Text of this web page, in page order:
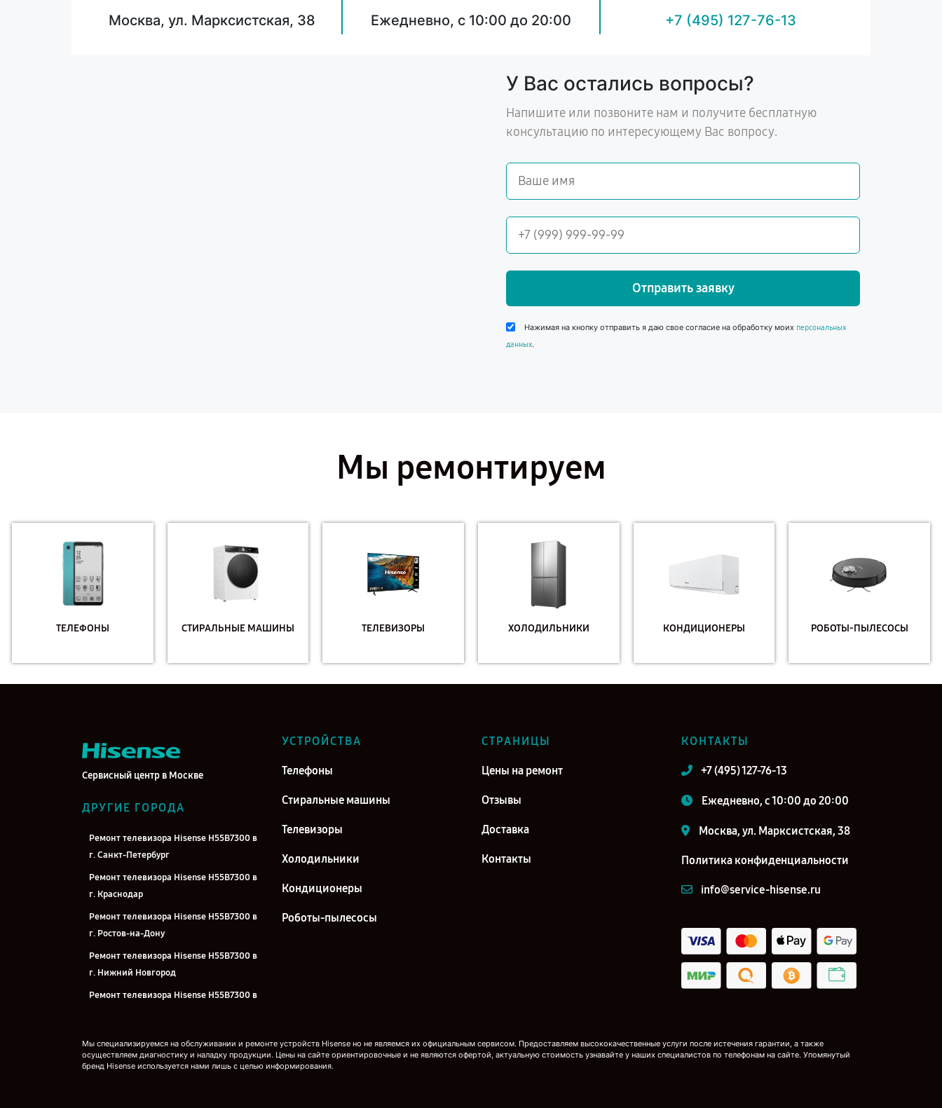
Москва, ул. Марксистская, 38 Ежедневно, с 10:00 до 20:00 +7 (495) 127-76-13
У Вас остались вопросы?
Напишите или позвоните нам и получите бесплатную
консультацию по интересующему Вас вопросу.
Отправить заявку
Нажимая на кнопку отправить я даю свое согласие на обработку моих персональных
данных.
Мы ремонтируем
ТЕЛЕФОНЫ СТИРАЛЬНЫЕ МАШИНЫ ТЕЛЕВИЗОРЫ ХОЛОДИЛЬНИКИ КОНДИЦИОНЕРЫ РОБОТЫ-ПЫЛЕСОСЫ
Сервисный центр в Москве
ДРУГИЕ ГОРОДА
Ремонт телевизора Hisense H55B7300 в
г. Санкт-Петербург
Ремонт телевизора Hisense H55B7300 в
г. Краснодар
Ремонт телевизора Hisense H55B7300 в
г. Ростов-на-Дону
Ремонт телевизора Hisense H55B7300 в
г. Нижний Новгород
Ремонт телевизора Hisense H55B7300 в
г. Челябинск
Ремонт телевизора Hisense H55B7300 в
УСТРОЙСТВА
Телефоны
Стиральные машины
Телевизоры
Холодильники
Кондиционеры
Роботы-пылесосы
СТРАНИЦЫ
Цены на ремонт
Отзывы
Доставка
Контакты
КОНТАКТЫ
+7 (495) 127-76-13
Ежедневно, с 10:00 до 20:00
Москва, ул. Марксистская, 38
Политика конфиденциальности
info@service-hisense.ru
Мы специализируемся на обслуживании и ремонте устройств Hisense но не являемся их официальным сервисом. Предоставляем высококачественные услуги после истечения гарантии, а также
осуществляем диагностику и наладку продукции. Цены на сайте ориентировочные и не являются офертой, актуальную стоимость узнавайте у наших специалистов по телефонам на сайте. Упомянутый
бренд Hisense используется нами лишь с целью информирования.